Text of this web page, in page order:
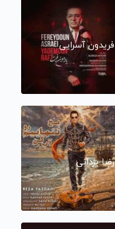
فریدون آسرایی
رضا یزدانی